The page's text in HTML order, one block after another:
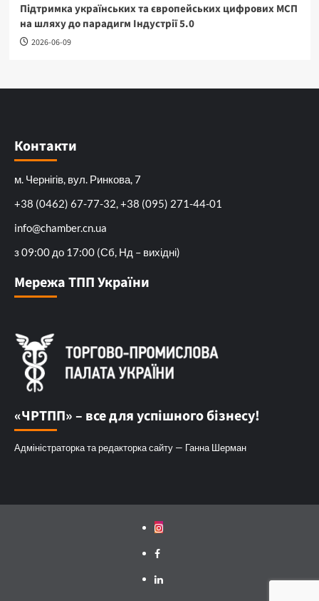
Підтримка українських та європейських цифрових МСП
на шляху до парадигм Індустрії 5.0
2026-06-09
Контакти
м. Чернігів, вул. Ринкова, 7
+38 (0462) 67-77-32, +38 (095) 271-44-01
info@chamber.cn.ua
з 09:00 до 17:00 (Сб, Нд – вихідні)
Мережа ТПП України
«ЧРТПП» – все для успішного бізнесу!
Адміністраторка та редакторка сайту — Ганна Шерман
Instagram
Facebook
Linkedin